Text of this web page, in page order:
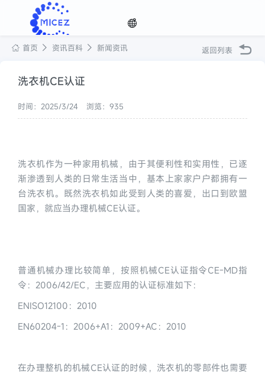
首页 资讯百科 新闻资讯 返回列表
洗衣机CE认证
时间：2025/3/24 浏览：935
洗衣机作为一种家用机械，由于其便利性和实用性，已逐
渐渗透到人类的日常生活当中，基本上家家户户都拥有一
台洗衣机。既然洗衣机如此受到人类的喜爱，出口到欧盟
国家，就应当办理机械CE认证。
普通机械办理比较简单，按照机械CE认证指令CE-MD指
令：2006/42/EC，主要应用的认证标准如下：
ENISO12100：2010
EN60204-1：2006+A1：2009+AC：2010
在办理整机的机械CE认证的时候，洗衣机的零部件也需要